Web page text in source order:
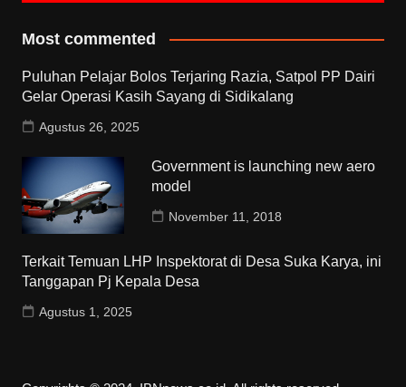
Most commented
Puluhan Pelajar Bolos Terjaring Razia, Satpol PP Dairi
Gelar Operasi Kasih Sayang di Sidikalang
Agustus 26, 2025
Government is launching new aero
model
November 11, 2018
Terkait Temuan LHP Inspektorat di Desa Suka Karya, ini
Tanggapan Pj Kepala Desa
Agustus 1, 2025